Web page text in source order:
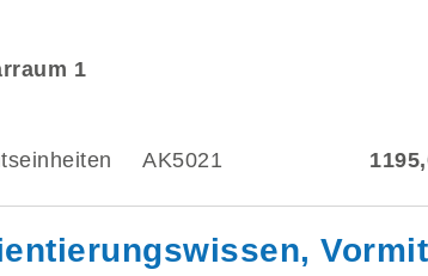
1
AK5021